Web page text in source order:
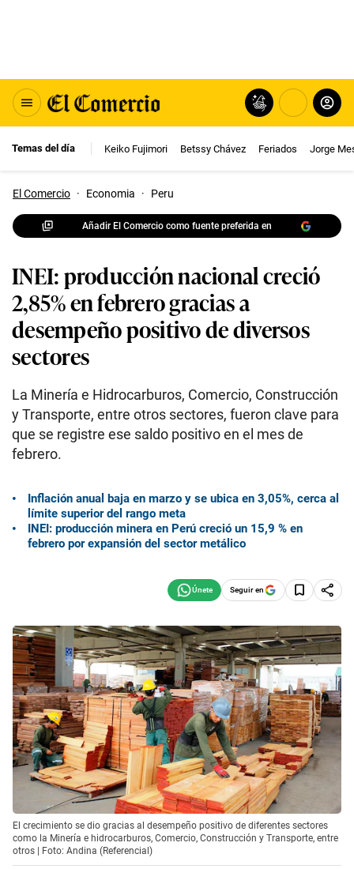
Temas del día Keiko Fujimori Betssy Chávez Feriados Jorge
El Comercio · Economia · Peru
Añadir El Comercio como fuente preferida en
INEI: producción nacional creció
2,85% en febrero gracias a
desempeño positivo de diversos
sectores
La Minería e Hidrocarburos, Comercio, Construcción
y Transporte, entre otros sectores, fueron clave para
que se registre ese saldo positivo en el mes de
febrero.
Inflación anual baja en marzo y se ubica en 3,05%, cerca al
límite superior del rango meta
INEI: producción minera en Perú creció un 15,9 % en
febrero por expansión del sector metálico
Seguir en
El crecimiento se dio gracias al desempeño positivo de diferentes sectores
como la Minería e hidrocarburos, Comercio, Construcción y Transporte, entre
otros | Foto: Andina (Referencial)